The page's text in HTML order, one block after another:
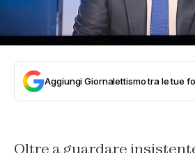
Aggiungi Giornalettismo tra le tue
Oltre a guardare